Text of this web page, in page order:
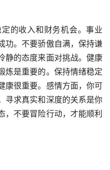
的收入和财务机会。事业
。 不要骄傲自满，保持谦
静的态度来面对挑战。 健康
是重要的。 保持情绪稳定
很重要。 感情方面，你可
寻求真实和深度的关系是你
，不要冒险行动，才能顺利